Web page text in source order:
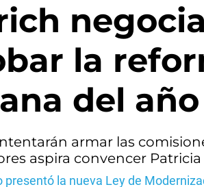
la
del año
armar las
aspira convencer
presentó la nueva Ley de